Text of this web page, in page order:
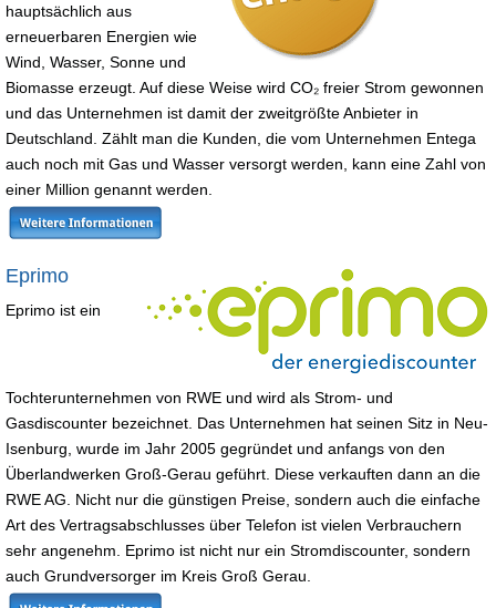
hauptsächlich aus
erneuerbaren Energien wie
Wind, Wasser, Sonne und
Biomasse erzeugt. Auf diese Weise wird CO₂ freier Strom gewonnen
und das Unternehmen ist damit der zweitgrößte Anbieter in
Deutschland. Zählt man die Kunden, die vom Unternehmen Entega
auch noch mit Gas und Wasser versorgt werden, kann eine Zahl von
einer Million genannt werden.
Eprimo
Eprimo ist ein
Tochterunternehmen von RWE und wird als Strom- und
Gasdiscounter bezeichnet. Das Unternehmen hat seinen Sitz in Neu-
Isenburg, wurde im Jahr 2005 gegründet und anfangs von den
Überlandwerken Groß-Gerau geführt. Diese verkauften dann an die
RWE AG. Nicht nur die günstigen Preise, sondern auch die einfache
Art des Vertragsabschlusses über Telefon ist vielen Verbrauchern
sehr angenehm. Eprimo ist nicht nur ein Stromdiscounter, sondern
auch Grundversorger im Kreis Groß Gerau.